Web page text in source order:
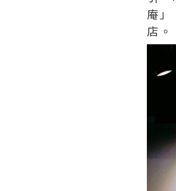
庵
店。